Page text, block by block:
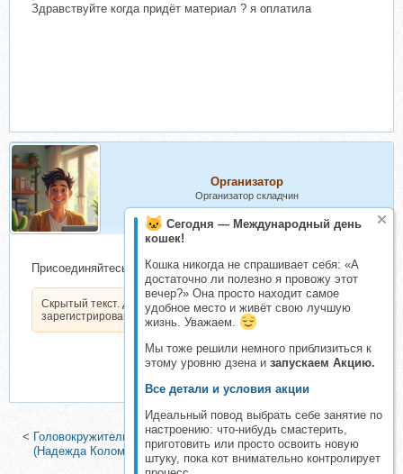
Сегодня — Международный день
кошек!
Кошка никогда не спрашивает себя: «А
достаточно ли полезно я провожу этот
вечер?» Она просто находит самое
удобное место и живёт свою лучшую
жизнь. Уважаем.
Мы тоже решили немного приблизиться к
этому уровню дзена и запускаем Акцию.
Все детали и условия акции
Идеальный повод выбрать себе занятие по
настроению: что-нибудь смастерить,
приготовить или просто освоить новую
штуку, пока кот внимательно контролирует
Здравствуйте когда придёт материал ? я оплатила
Организатор
Организатор складчин
Присоединяйтесь к очередной мурзилке по мужским тортам:
Скрытый текст. Доступен только
зарегистрированным пользователям.
< Головокружительные торты и бенто. Тариф Все торты и заказы
(Надежда Коломейцева) |[elenapo11] Путь к сердцу мужчины
(Елена Попова)>